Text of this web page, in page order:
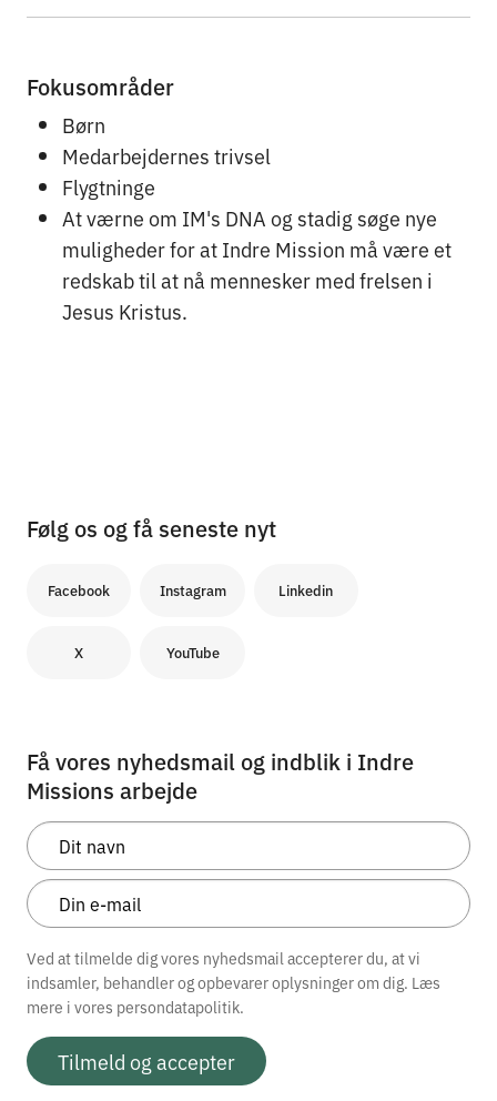
Fokusområder
Børn
Medarbejdernes trivsel
Flygtninge
At værne om IM's DNA og stadig søge nye
muligheder for at Indre Mission må være et
redskab til at nå mennesker med frelsen i
Jesus Kristus.
Følg os og få seneste nyt
Facebook Instagram Linkedin
X YouTube
Få vores nyhedsmail og indblik i Indre
Missions arbejde
Ved at tilmelde dig vores nyhedsmail accepterer du, at vi
indsamler, behandler og opbevarer oplysninger om dig. Læs
mere i vores persondatapolitik.
Tilmeld og accepter